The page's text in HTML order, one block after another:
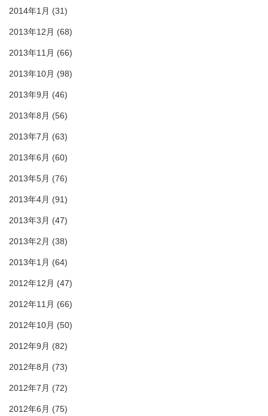
2014年1月 (31)
2013年12月 (68)
2013年11月 (66)
2013年10月 (98)
2013年9月 (46)
2013年8月 (56)
2013年7月 (63)
2013年6月 (60)
2013年5月 (76)
2013年4月 (91)
2013年3月 (47)
2013年2月 (38)
2013年1月 (64)
2012年12月 (47)
2012年11月 (66)
2012年10月 (50)
2012年9月 (82)
2012年8月 (73)
2012年7月 (72)
2012年6月 (75)